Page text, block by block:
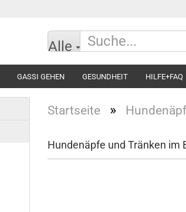
Alle
GASSI GEHEN GESUNDHEIT HILFE+FAQ
Startseite »
Hundenäpfe und Tränken im